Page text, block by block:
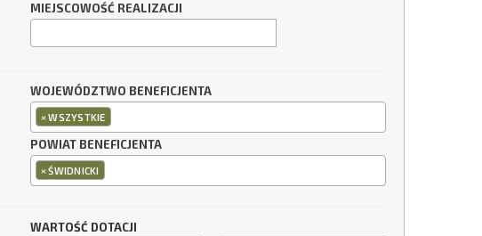
MIEJSCOWOŚĆ REALIZACJI
WOJEWÓDZTWO BENEFICJENTA
×WSZYSTKIE
POWIAT BENEFICJENTA
×ŚWIDNICKI
WARTOŚĆ DOTACJI